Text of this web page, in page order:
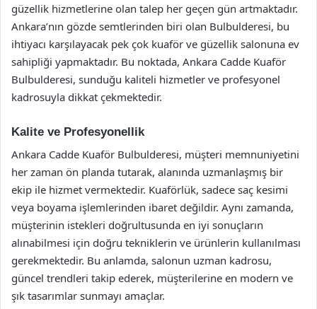
güzellik hizmetlerine olan talep her geçen gün artmaktadır.
Ankara’nın gözde semtlerinden biri olan Bulbulderesi, bu
ihtiyacı karşılayacak pek çok kuaför ve güzellik salonuna ev
sahipliği yapmaktadır. Bu noktada, Ankara Cadde Kuaför
Bulbulderesi, sunduğu kaliteli hizmetler ve profesyonel
kadrosuyla dikkat çekmektedir.
Kalite ve Profesyonellik
Ankara Cadde Kuaför Bulbulderesi, müşteri memnuniyetini
her zaman ön planda tutarak, alanında uzmanlaşmış bir
ekip ile hizmet vermektedir. Kuaförlük, sadece saç kesimi
veya boyama işlemlerinden ibaret değildir. Aynı zamanda,
müşterinin istekleri doğrultusunda en iyi sonuçların
alınabilmesi için doğru tekniklerin ve ürünlerin kullanılması
gerekmektedir. Bu anlamda, salonun uzman kadrosu,
güncel trendleri takip ederek, müşterilerine en modern ve
şık tasarımlar sunmayı amaçlar.